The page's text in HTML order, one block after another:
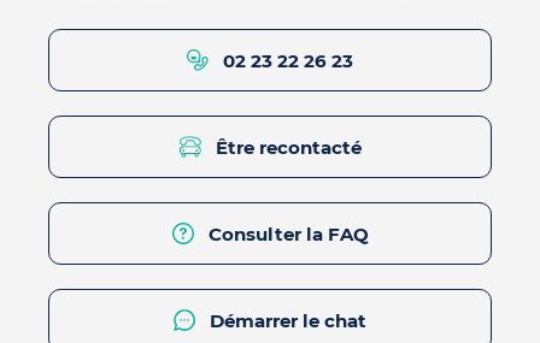
02 23 22 26 23
Être recontacté
Consulter la FAQ
Démarrer le chat